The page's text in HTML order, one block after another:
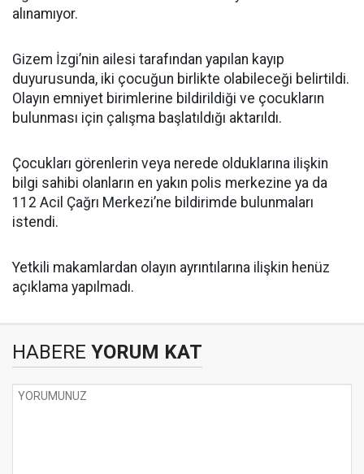
alınamıyor.
Gizem İzgi’nin ailesi tarafından yapılan kayıp
duyurusunda, iki çocuğun birlikte olabileceği belirtildi.
Olayın emniyet birimlerine bildirildiği ve çocukların
bulunması için çalışma başlatıldığı aktarıldı.
Çocukları görenlerin veya nerede olduklarına ilişkin
bilgi sahibi olanların en yakın polis merkezine ya da
112 Acil Çağrı Merkezi’ne bildirimde bulunmaları
istendi.
Yetkili makamlardan olayın ayrıntılarına ilişkin henüz
açıklama yapılmadı.
HABERE YORUM KAT